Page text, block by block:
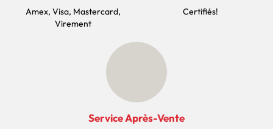
Amex, Visa, Mastercard,
Virement
Certifiés!
Service Après-Vente